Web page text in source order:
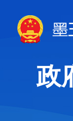
政